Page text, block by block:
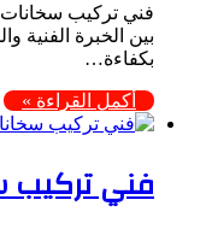
فني تركيب
بين الخبرة الفنية
بكفاءة…
أكمل القراءة »
فني تركيب